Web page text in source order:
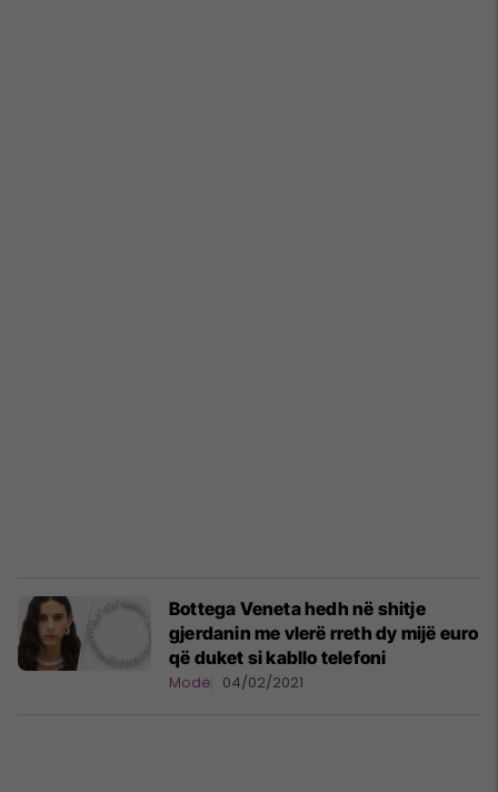
Bottega Veneta hedh në shitje
gjerdanin me vlerë rreth dy mijë euro
që duket si kabllo telefoni
Modë 04/02/2021